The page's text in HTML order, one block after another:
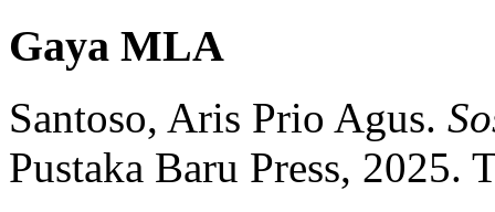
Gaya MLA
Santoso, Aris Prio Agus.
Pustaka Baru Press, 2025.